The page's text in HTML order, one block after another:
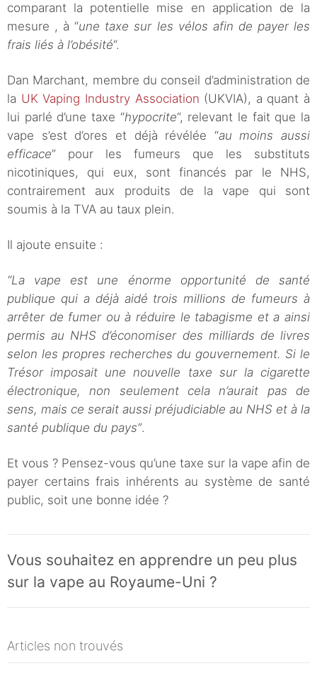
comparant la potentielle mise en application de la
mesure , à “une taxe sur les vélos afin de payer les
frais liés à l’obésité“.
Dan Marchant, membre du conseil d’administration de
la UK Vaping Industry Association (UKVIA), a quant à
lui parlé d’une taxe “hypocrite“, relevant le fait que la
vape s’est d’ores et déjà révélée “au moins aussi
efficace” pour les fumeurs que les substituts
nicotiniques, qui eux, sont financés par le NHS,
contrairement aux produits de la vape qui sont
soumis à la TVA au taux plein.
Il ajoute ensuite :
“La vape est une énorme opportunité de santé
publique qui a déjà aidé trois millions de fumeurs à
arrêter de fumer ou à réduire le tabagisme et a ainsi
permis au NHS d’économiser des milliards de livres
selon les propres recherches du gouvernement. Si le
Trésor imposait une nouvelle taxe sur la cigarette
électronique, non seulement cela n’aurait pas de
sens, mais ce serait aussi préjudiciable au NHS et à la
santé publique du pays”.
Et vous ? Pensez-vous qu’une taxe sur la vape afin de
payer certains frais inhérents au système de santé
public, soit une bonne idée ?
Vous souhaitez en apprendre un peu plus
sur la vape au Royaume-Uni ?
Articles non trouvés